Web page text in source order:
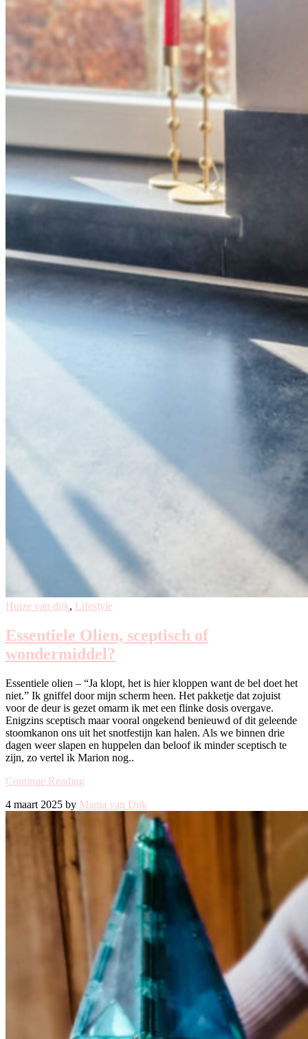
Huize van dijk, Lifestyle
Essentiele Olien, sceptisch of
wondermiddel?
Essentiele olien – “Ja klopt, het is hier kloppen want de bel doet het
niet.” Ik gniffel door mijn scherm heen. Het pakketje dat zojuist
voor de deur is gezet omarm ik met een flinke dosis overgave.
Enigzins sceptisch maar vooral ongekend benieuwd of dit geleende
stoomkanon ons uit het snotfestijn kan halen. Als we binnen drie
dagen weer slapen en huppelen dan beloof ik minder sceptisch te
zijn, zo vertel ik Marion nog..
Continue Reading
4 maart 2025 by Mama van Dijk